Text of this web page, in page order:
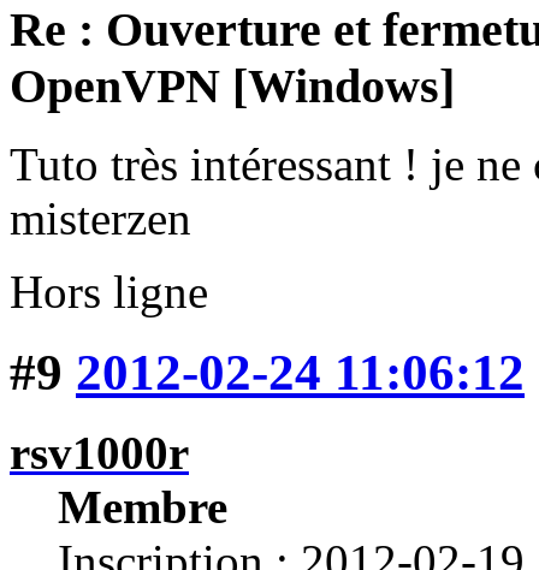
Re : Ouverture et
OpenVPN [Windows]
Tuto très intéressant ! je
misterzen
Hors ligne
#9 2012-02-24 11:06:12
rsv1000r
Membre